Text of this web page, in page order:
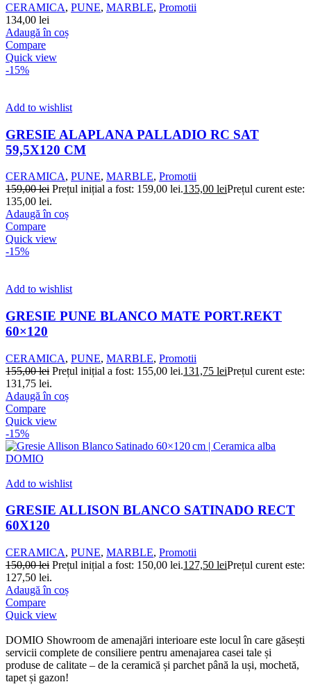
CERAMICA, PUNE, MARBLE, Promotii
134,00 lei
Adaugă în coș
Compare
Quick view
-15%
Add to wishlist
GRESIE ALAPLANA PALLADIO RC SAT
59,5X120 CM
CERAMICA, PUNE, MARBLE, Promotii
159,00lei Prețul inițial a fost: 159,00 lei.135,00 leiPrețul curent este:
135,00 lei.
Adaugă în coș
Compare
Quick view
-15%
Add to wishlist
GRESIE PUNE BLANCO MATE PORT.REKT
60×120
CERAMICA, PUNE, MARBLE, Promotii
155,00lei Prețul inițial a fost: 155,00 lei.131,75 leiPrețul curent este:
131,75 lei.
Adaugă în coș
Compare
Quick view
-15%
Add to wishlist
GRESIE ALLISON BLANCO SATINADO RECT
60X120
CERAMICA, PUNE, MARBLE, Promotii
150,00lei Prețul inițial a fost: 150,00 lei.127,50 leiPrețul curent este:
127,50 lei.
Adaugă în coș
Compare
Quick view
DOMIO Showroom de amenajări interioare este locul în care găsești
servicii complete de consiliere pentru amenajarea casei tale și
produse de calitate – de la ceramică și parchet până la uși, mochetă,
tapet și gazon!